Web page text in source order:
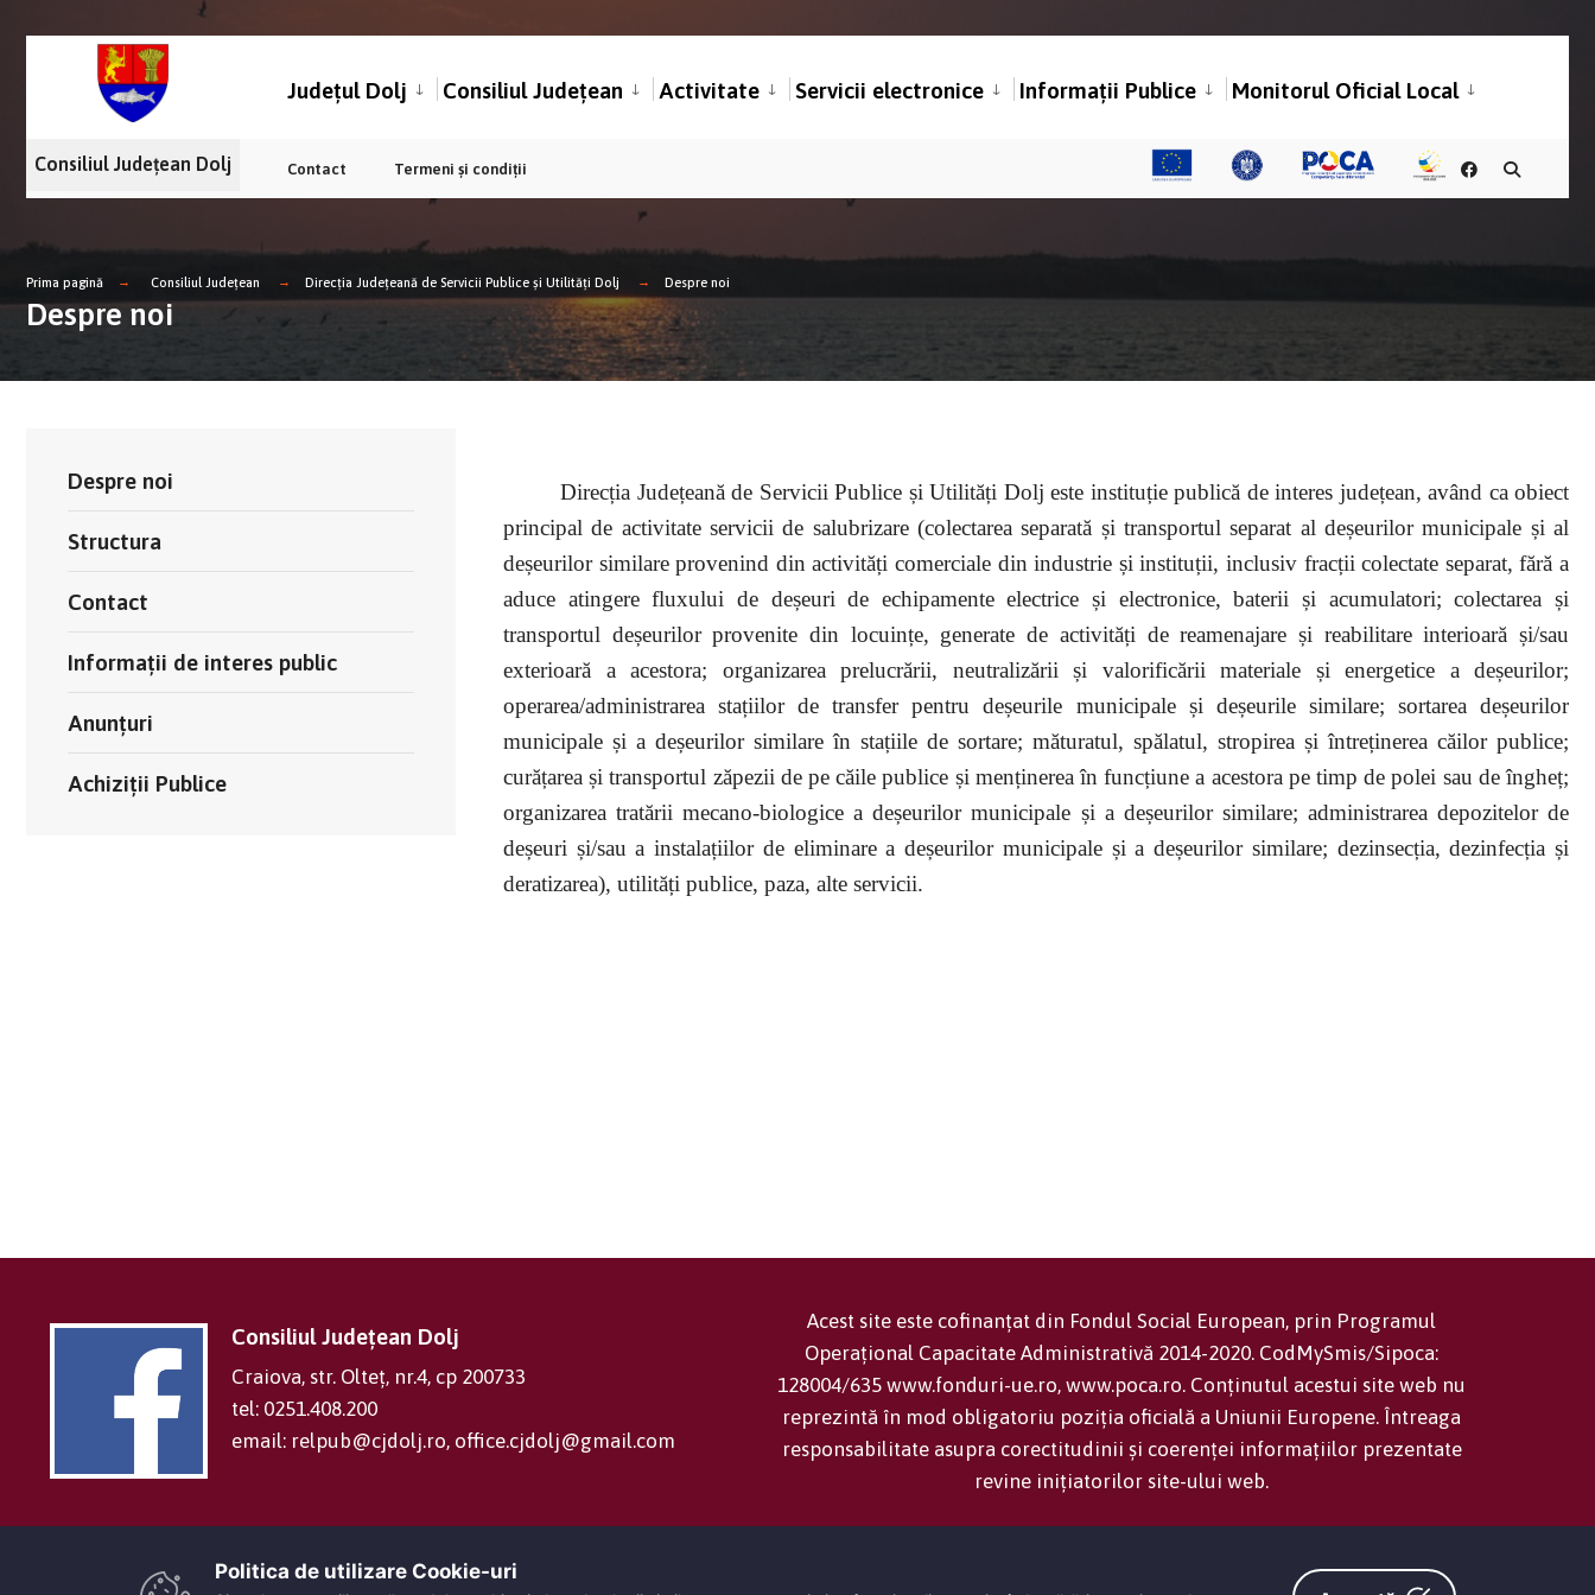
Județul Dolj Consiliul Județean Activitate Servicii electronice Informații Publice Monitorul Oficial Local
Consiliul Județean Dolj Contact Termeni și condiții
Prima pagină Consiliul Județean Direcția Județeană de Servicii Publice și Utilități Dolj Despre noi
Despre noi
Direcția Județeană de Servicii Publice și Utilități Dolj este instituție publică de interes județean, având ca obiect
principal de activitate servicii de salubrizare (colectarea separată și transportul separat al deșeurilor municipale și al
deșeurilor similare provenind din activități comerciale din industrie și instituții, inclusiv fracții colectate separat, fără a
aduce atingere fluxului de deșeuri de echipamente electrice și electronice, baterii și acumulatori; colectarea și
transportul deșeurilor provenite din locuințe, generate de activități de reamenajare și reabilitare interioară și/sau
exterioară a acestora; organizarea prelucrării, neutralizării și valorificării materiale și energetice a deșeurilor;
operarea/administrarea stațiilor de transfer pentru deșeurile municipale și deșeurile similare; sortarea deșeurilor
municipale și a deșeurilor similare în stațiile de sortare; măturatul, spălatul, stropirea și întreținerea căilor publice;
curățarea și transportul zăpezii de pe căile publice și menținerea în funcțiune a acestora pe timp de polei sau de îngheț;
organizarea tratării mecano-biologice a deșeurilor municipale și a deșeurilor similare; administrarea depozitelor de
deșeuri și/sau a instalațiilor de eliminare a deșeurilor municipale și a deșeurilor similare; dezinsecția, dezinfecția și
deratizarea), utilități publice, paza, alte servicii.
Despre noi
Structura
Contact
Informații de interes public
Anunțuri
Achiziții Publice
Consiliul Județean Dolj
Craiova, str. Olteț, nr.4, cp 200733
tel: 0251.408.200
email: relpub@cjdolj.ro, office.cjdolj@gmail.com
Acest site este cofinanțat din Fondul Social European, prin Programul
Operațional Capacitate Administrativă 2014-2020. CodMySmis/Sipoca:
128004/635 www.fonduri-ue.ro, www.poca.ro. Conținutul acestui site web nu
reprezintă în mod obligatoriu poziția oficială a Uniunii Europene. Întreaga
responsabilitate asupra corectitudinii și coerenței informațiilor prezentate
revine inițiatorilor site-ului web.
Politica de utilizare Cookie-uri‎